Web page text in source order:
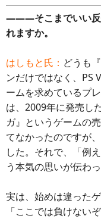
―――そこまでいい反
れますか。
はしもと氏： どうも
ンだけではなく、PS
ームを求めているプ
は、2009年に発売し
ガ』というゲームの
てなかったのですが
した。それで、「例
う本気の思いが伝わっ
実は、始めは違った
「ここでは負けない